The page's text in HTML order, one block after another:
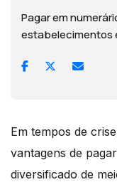
Pagar em
estabelecimentos
Em tempos de
vantagens de
diversificado de